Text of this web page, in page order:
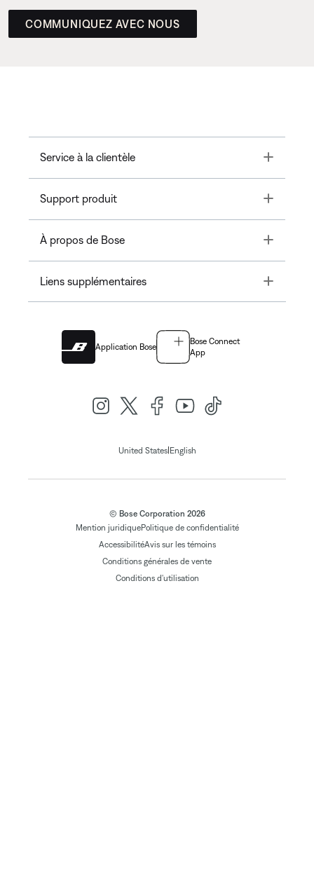
COMMUNIQUEZ AVEC NOUS
Service à la clientèle Toggle
Support produit Toggle
À propos de Bose Toggle
Liens supplémentaires Toggle
Application Bose
Bose Connect
App
United States| English
© Bose Corporation 2026
Mention juridiquePolitique de confidentialité
AccessibilitéAvis sur les témoins
Conditions générales de vente
Conditions d'utilisation